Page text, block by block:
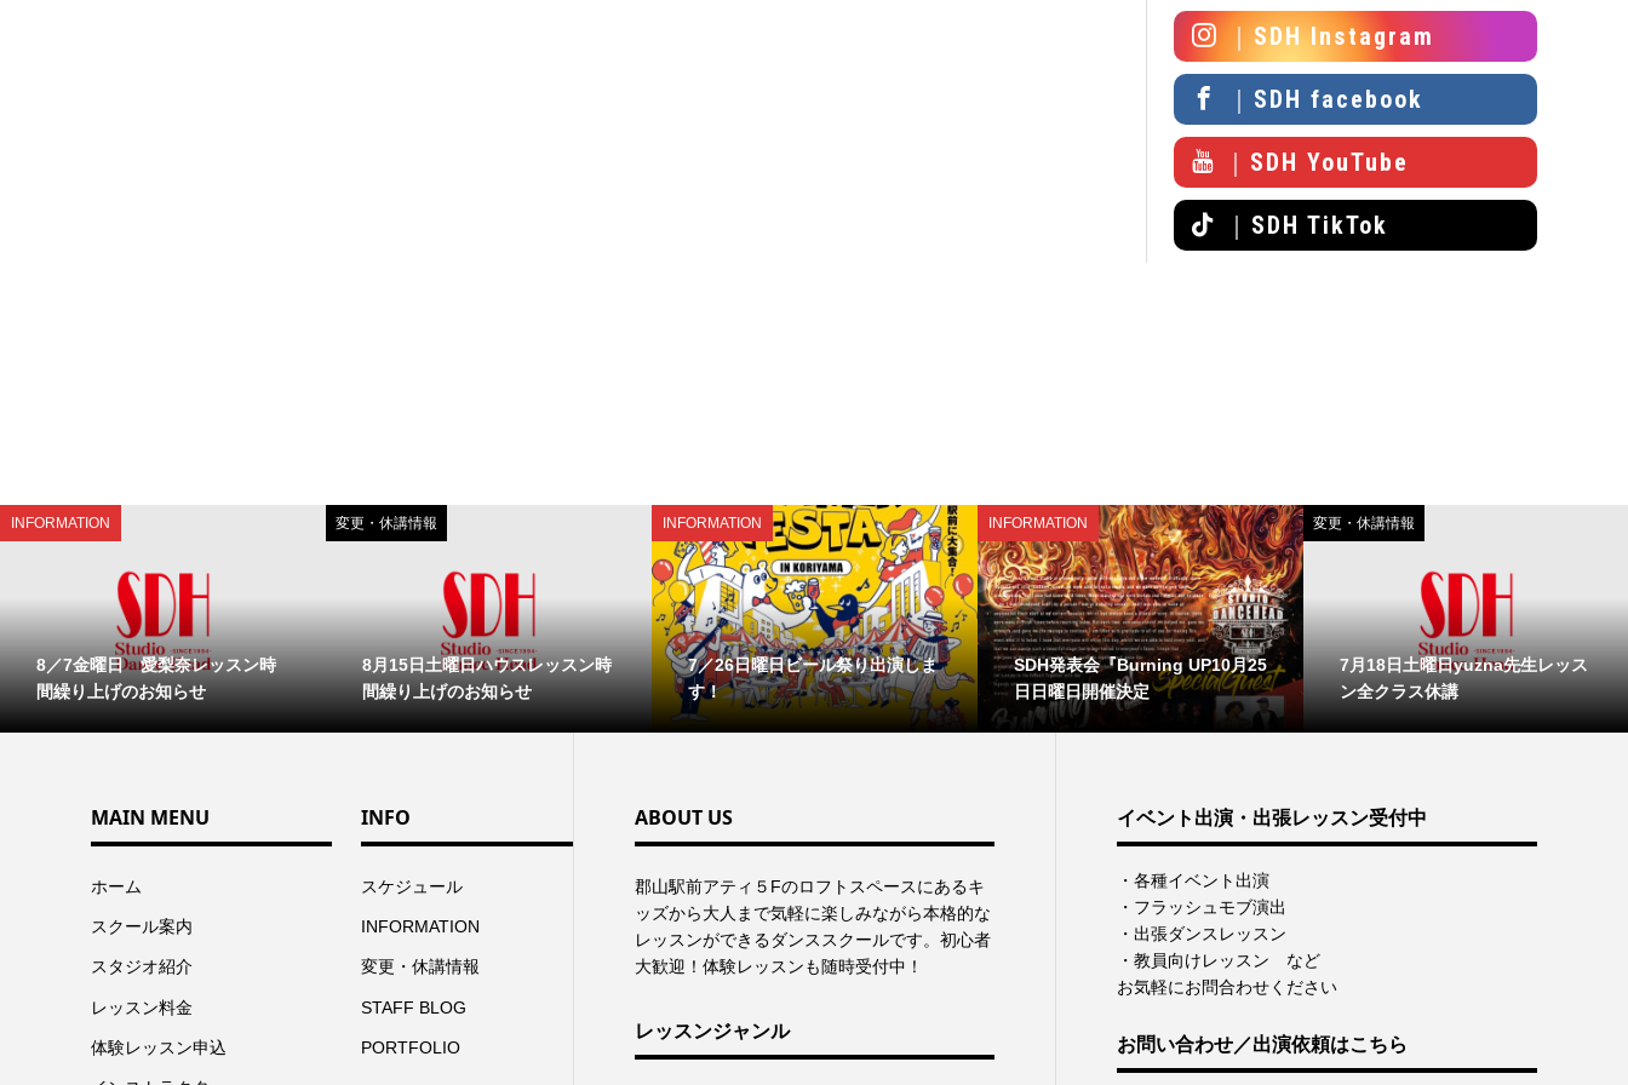
｜SDH Instagram
｜SDH facebook
｜SDH YouTube
｜SDH TikTok
INFORMATION
8／7金曜日 愛梨奈レッスン時
間繰り上げのお知らせ
変更・休講情報
8月15日土曜日ハウスレッスン時
間繰り上げのお知らせ
INFORMATION
7／26日曜日ビール祭り出演しま
す！
INFORMATION
SDH発表会『Burning UP10月25
日日曜日開催決定
変更・休講情報
7月18日土曜日yuzna先生レッス
ン全クラス休講
MAIN MENU
ホーム
スクール案内
スタジオ紹介
レッスン料金
体験レッスン申込
INFO
スケジュール
INFORMATION
変更・休講情報
STAFF BLOG
PORTFOLIO
ABOUT US
郡⼭駅前アティ５Fのロフトスペースにあるキ
ッズから⼤⼈まで気軽に楽しみながら本格的な
レッスンができるダンススクールです。初心者
大歓迎！体験レッスンも随時受付中！
レッスンジャンル
イベント出演・出張レッスン受付中
・各種イベント出演
・フラッシュモブ演出
・出張ダンスレッスン
・教員向けレッスン など
お気軽にお問合わせください
お問い合わせ／出演依頼はこちら